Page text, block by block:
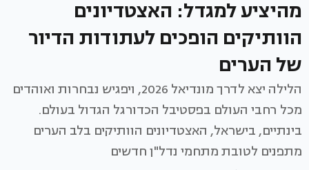
מהיציע למגדל: האצטדיונים
הוותיקים הופכים לעתודות הדיור
של הערים
הלילה יצא לדרך מונדיאל 2026, ויפגיש נבחרות ואוהדים
מכל רחבי העולם בפסטיבל הכדורגל הגדול בעולם.
בינתיים, בישראל, האצטדיונים הוותיקים בלב הערים
מתפנים לטובת מתחמי נדל"ן חדשים